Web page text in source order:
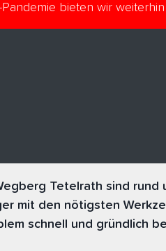
bieten wir
Tetelrath sind rund
mit den nötigsten
schnell und gründlich